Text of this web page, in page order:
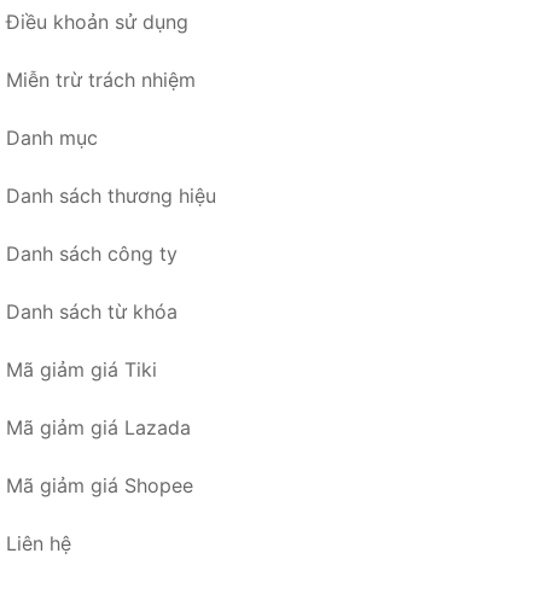
Điều khoản sử dụng
Miễn trừ trách nhiệm
Danh mục
Danh sách thương hiệu
Danh sách công ty
Danh sách từ khóa
Mã giảm giá Tiki
Mã giảm giá Lazada
Mã giảm giá Shopee
Liên hệ